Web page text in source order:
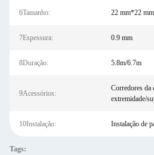
6Tamanho: 22 mm*22 mm
7Espessura: 0.9 mm
8Duração: 5.8m/6.7m
9Acessórios:
Corredores da
extremidade/
10Instalação: Instalação de
Tags: